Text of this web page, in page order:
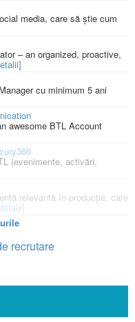
media, care să știe cum
– an organized, proactive,
cu minimum 5 ani
awesome BTL Account
(evenimente, activări,
relevantă în producție, care
recrutare